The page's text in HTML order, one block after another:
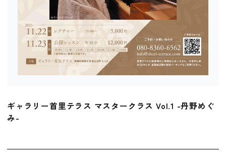
ギャラリー首里テラス マスタークラス Vol.1 -丹野めぐ
み-